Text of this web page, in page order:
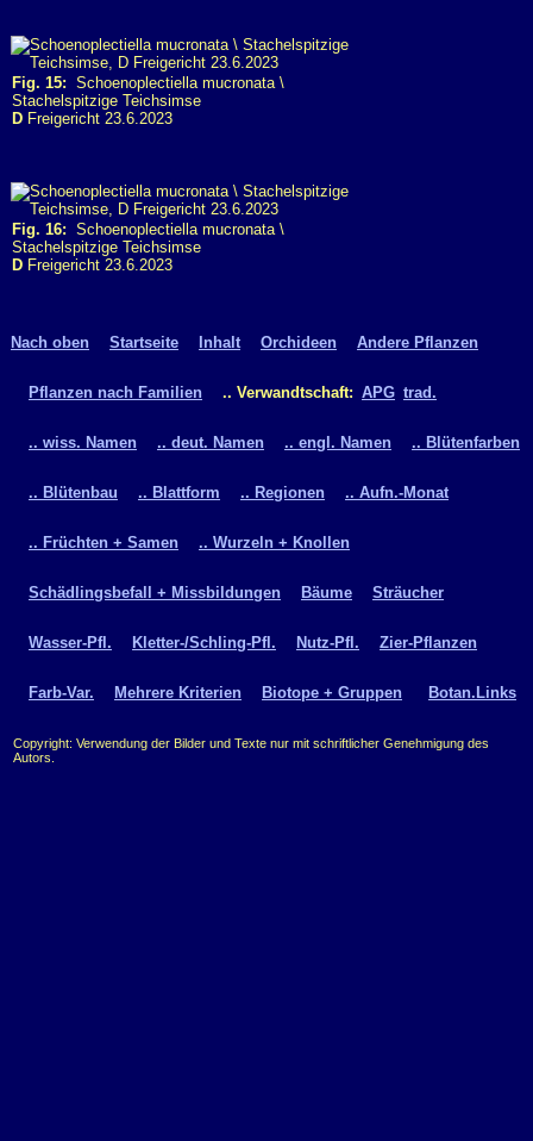
Fig. 15: Schoenoplectiella mucronata \
Stachelspitzige Teichsimse
D Freigericht 23.6.2023
Fig. 16: Schoenoplectiella mucronata \
Stachelspitzige Teichsimse
D Freigericht 23.6.2023
Nach oben Startseite Inhalt Orchideen Andere Pflanzen
Pflanzen nach Familien .. Verwandtschaft: APG trad.
.. wiss. Namen .. deut. Namen .. engl. Namen .. Blütenfarben
.. Blütenbau .. Blattform .. Regionen .. Aufn.-Monat
.. Früchten + Samen .. Wurzeln + Knollen
Schädlingsbefall + Missbildungen Bäume Sträucher
Wasser-Pfl. Kletter-/Schling-Pfl. Nutz-Pfl. Zier-Pflanzen
Farb-Var. Mehrere Kriterien Biotope + Gruppen Botan.Links
Copyright: Verwendung der Bilder und Texte nur mit schriftlicher Genehmigung des
Autors.